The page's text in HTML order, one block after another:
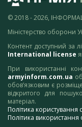
© 2018 - 2026,
Міністерство оборони
Контент доступний за
International license
При використанні
armyinform.com.ua
обов’язковим є
відкритого для
матеріал.
Політика
Політика використання